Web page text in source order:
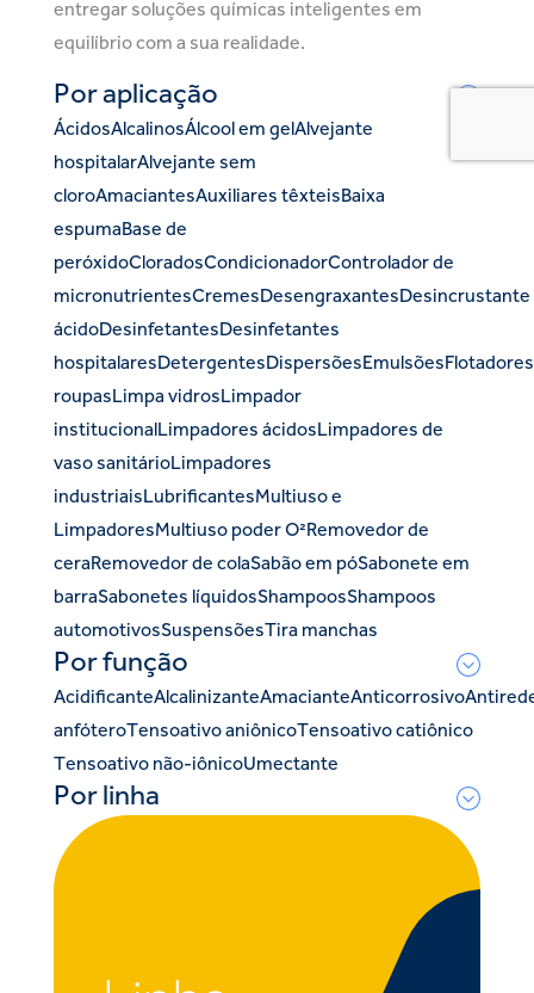
entregar soluções químicas inteligentes em
equilíbrio com a sua realidade.
Por aplicação
ÁcidosAlcalinosÁlcool em gel Alvejante
hospitalarAlvejante sem
cloroAmaciantesAuxiliares têxteis Baixa
espuma Base de
peróxidoCloradosCondicionadorControlador de
micronutrientesCremes Desengraxantes Desincrustante
ácidoDesinfetantes Desinfetantes
hospitalares Detergentes Dispersões Emulsões Flotadores
roupas Limpa vidros Limpador
institucional Limpadores ácidos Limpadores de
vaso sanitárioLimpadores
industriais LubrificantesMultiuso e
LimpadoresMultiuso poder O² Removedor de
cera Removedor de colaSabão em póSabonete em
barraSabonetes líquidosShampoosShampoos
automotivosSuspensões Tira manchas
Por função
AcidificanteAlcalinizanteAmacianteAnticorrosivo
anfótero Tensoativo aniônico Tensoativo catiônico
Tensoativo não-iônicoUmectante
Por linha